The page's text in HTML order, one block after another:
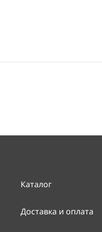
Каталог
Доставка и оплата